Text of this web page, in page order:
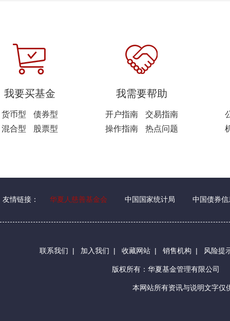
我要买基金
货币型
债券型
混合型
股票型
我需要帮助
开户指南
交易指南
操作指南
热点问题
友情链接： 华夏人慈善基金会 中国国家统计局 中国债券信
联系我们 | 加入我们 | 收藏网站 | 销售机构 | 风险提
版权所有：华夏基金管理有限公司
本网站所有资讯与说明文字仅